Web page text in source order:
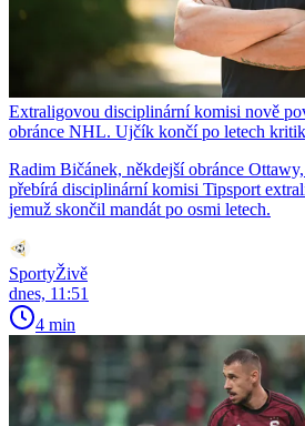
Extraligovou disciplinární komisi nově
obránce NHL. Ujčík končí po letech
Radim Bičánek, někdejší obránce
přebírá disciplinární komisi Tipsport
jemuž skončil mandát po osmi letech.
SportyŽivě
dnes, 11:51
4 min